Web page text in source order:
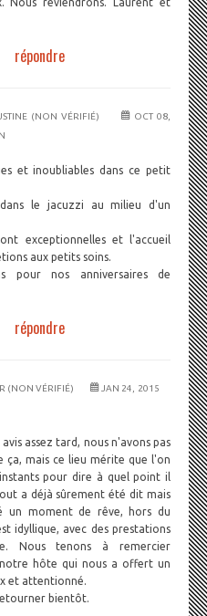
répondre
(NON VÉRIFIÉ)
OCT 08,
et inoubliables dans ce petit
le jacuzzi au milieu d'un
exceptionnelles et l'accueil
aux petits soins.
pour nos anniversaires de
répondre
(NON VÉRIFIÉ)
JAN 24, 2015
assez tard, nous n'avons pas
ça, mais ce lieu mérite que l'on
pour dire à quel point il
a déjà sûrement été dit mais
un moment de rêve, hors du
idyllique, avec des prestations
Nous tenons à remercier
hôte qui nous a offert un
et attentionné.
bientôt.